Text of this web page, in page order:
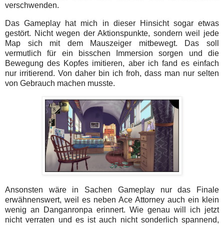
verschwenden.
Das Gameplay hat mich in dieser Hinsicht sogar etwas
gestört. Nicht wegen der Aktionspunkte, sondern weil jede
Map sich mit dem Mauszeiger mitbewegt. Das soll
vermutlich für ein bisschen Immersion sorgen und die
Bewegung des Kopfes imitieren, aber ich fand es einfach
nur irritierend. Von daher bin ich froh, dass man nur selten
von Gebrauch machen musste.
Ansonsten wäre in Sachen Gameplay nur das Finale
erwähnenswert, weil es neben Ace Attorney auch ein klein
wenig an Danganronpa erinnert. Wie genau will ich jetzt
nicht verraten und es ist auch nicht sonderlich spannend,